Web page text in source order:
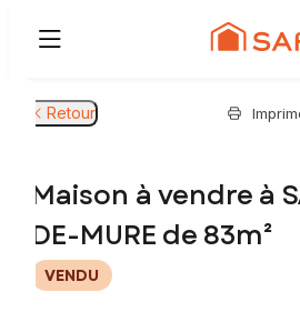
Retour
Maison à vendre à
DE-MURE de 83m²
VENDU